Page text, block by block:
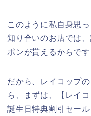
このように私自身思
知り合いのお店では
ポンが貰えるからです
だから、レイコップ
ら、まずは、【レイ
誕生日特典割引セー